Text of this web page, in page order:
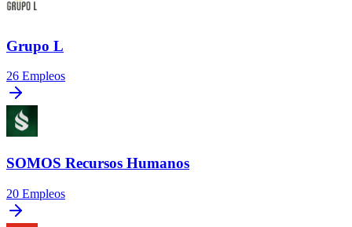
Grupo L
26 Empleos
SOMOS Recursos Humanos
20 Empleos